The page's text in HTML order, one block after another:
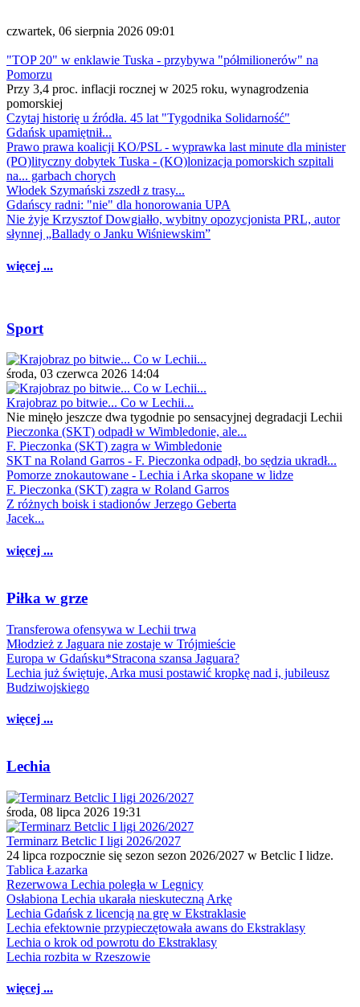
czwartek, 06 sierpnia 2026 09:01
"TOP 20" w enklawie Tuska - przybywa "półmilionerów" na
Pomorzu
Przy 3,4 proc. inflacji rocznej w 2025 roku, wynagrodzenia
pomorskiej
Czytaj historię u źródła. 45 lat "Tygodnika Solidarność"
Gdańsk upamiętnił...
Prawo prawa koalicji KO/PSL - wyprawka last minute dla minister
(PO)lityczny dobytek Tuska - (KO)lonizacja pomorskich szpitali
na... garbach chorych
Włodek Szymański zszedł z trasy...
Gdańscy radni: "nie" dla honorowania UPA
Nie żyje Krzysztof Dowgiałło, wybitny opozycjonista PRL, autor
słynnej „Ballady o Janku Wiśniewskim”
więcej ...
Sport
środa, 03 czerwca 2026 14:04
Krajobraz po bitwie... Co w Lechii...
Nie minęło jeszcze dwa tygodnie po sensacyjnej degradacji Lechii
Pieczonka (SKT) odpadł w Wimbledonie, ale...
F. Pieczonka (SKT) zagra w Wimbledonie
SKT na Roland Garros - F. Pieczonka odpadł, bo sędzia ukradł...
Pomorze znokautowane - Lechia i Arka skopane w lidze
F. Pieczonka (SKT) zagra w Roland Garros
Z różnych boisk i stadionów Jerzego Geberta
Jacek...
więcej ...
Piłka w grze
Transferowa ofensywa w Lechii trwa
Młodzież z Jaguara nie zostaje w Trójmieście
Europa w Gdańsku*Stracona szansa Jaguara?
Lechia już świętuje, Arka musi postawić kropkę nad i, jubileusz
Budziwojskiego
więcej ...
Lechia
środa, 08 lipca 2026 19:31
Terminarz Betclic I ligi 2026/2027
24 lipca rozpocznie się sezon sezon 2026/2027 w Betclic I lidze.
Tablica Łazarka
Rezerwowa Lechia poległa w Legnicy
Osłabiona Lechia ukarała nieskuteczną Arkę
Lechia Gdańsk z licencją na grę w Ekstraklasie
Lechia efektownie przypieczętowała awans do Ekstraklasy
Lechia o krok od powrotu do Ekstraklasy
Lechia rozbita w Rzeszowie
więcej ...